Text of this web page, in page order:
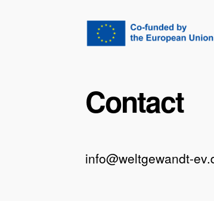
Contact
info@weltgewandt-